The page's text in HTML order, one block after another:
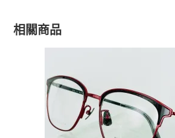
相關商品